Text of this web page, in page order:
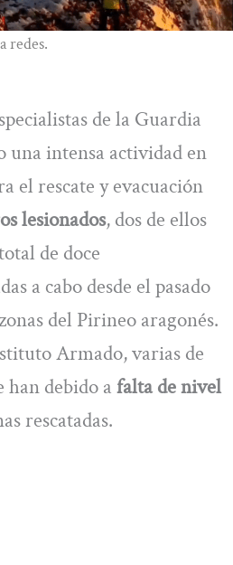
redes.
de la Guardia
una intensa actividad en
el rescate y evacuación
lesionados, dos de ellos
de doce
a cabo desde el pasado
del Pirineo aragonés.
Armado, varias de
han debido a falta de nivel
rescatadas.